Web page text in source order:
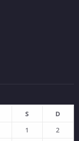
S
D
1
2